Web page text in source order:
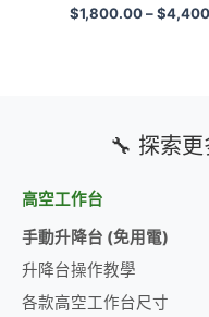
$1,800.00 – $
🔧 探索
高空工作台
手動升降台 (免用電)
升降台操作教學
各款高空工作台尺寸